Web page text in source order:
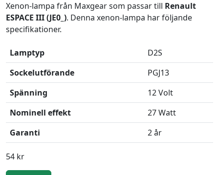
Xenon-lampa från Maxgear som passar till Renault
ESPACE III (JE0_). Denna xenon-lampa har följande
specifikationer.
Lamptyp
D2S
Sockelutförande
PGJ13
Spänning
12 Volt
Nominell effekt
27 Watt
Garanti
2 år
54 kr